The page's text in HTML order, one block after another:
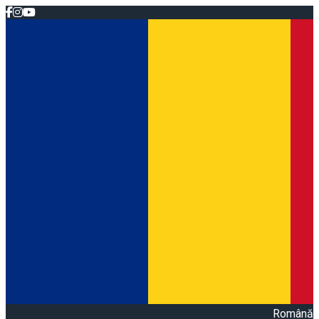
Română